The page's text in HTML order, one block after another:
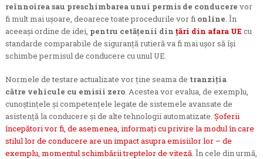
reînnoirea sau preschimbarea unui permis de conducere vor
fi mult mai ușoare, deoarece toate procedurile vor fi online În
aceeași ordine de idei, pentru cetățenii din țări din afara UE cu
standarde comparabile de siguranță rutieră va fi mai ușor să își
schimbe permisul de conducere cu unul UE.
Normele de testare actualizate vor ține seama de tranziția
către vehicule cu emisii zero. Acestea vor evalua, de exemplu,
cunoștințele și competențele legate de sistemele avansate de
asistență la conducere și de alte tehnologii automatizate. Șoferii
începători vor fi, de asemenea, informați cu privire la modul în care
stilul lor de conducere are un impact asupra emisiilor lor – de
exemplu, momentul schimbării treptelor de viteză. În cele din urmă,